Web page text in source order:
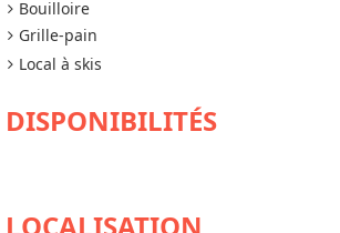
Bouilloire
Grille-pain
Local à skis
DISPONIBILITÉS